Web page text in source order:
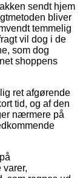
sendt hjem
bliver
temmelig
vil dog i de
som dog
shoppens
ret afgørende
tid, og af den
nærmere på